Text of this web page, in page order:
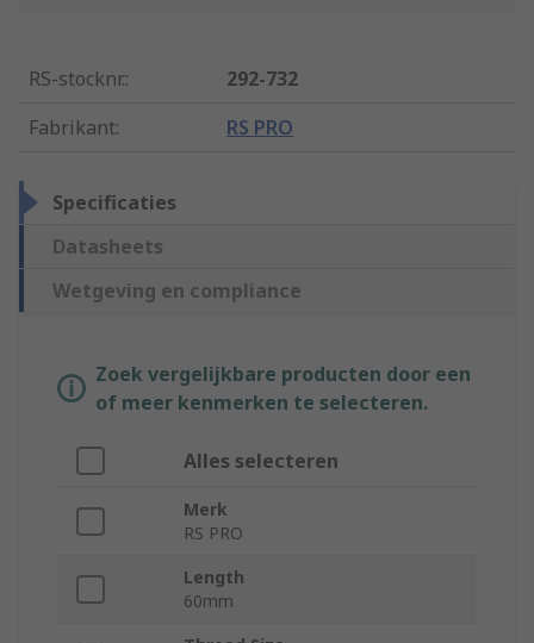
RS-stocknr.:
292-732
Fabrikant: RS PRO
Specificaties
Datasheets
Wetgeving en compliance
Zoek vergelijkbare producten door een
of meer kenmerken te selecteren.
Alles selecteren
Merk
RS PRO
Length
60mm